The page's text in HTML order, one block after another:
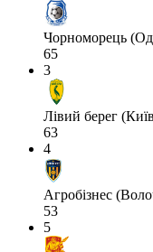
Чорноморець
65
3
Лівий берег
63
4
Агробізнес
53
5